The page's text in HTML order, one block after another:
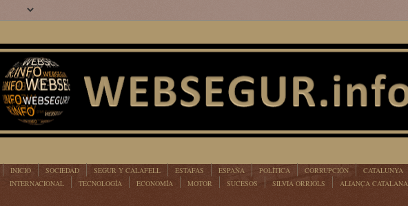
INICIO SOCIEDAD SEGUR Y CALAFELL ESTAFAS ESPAÑA POLÍTICA CORRUPCIÓN CATALUNYA
INTERNACIONAL
TECNOLOGÍA ECONOMÍA MOTOR SUCESOS SILVIA ORRIOLS ALIANÇA CATALANA